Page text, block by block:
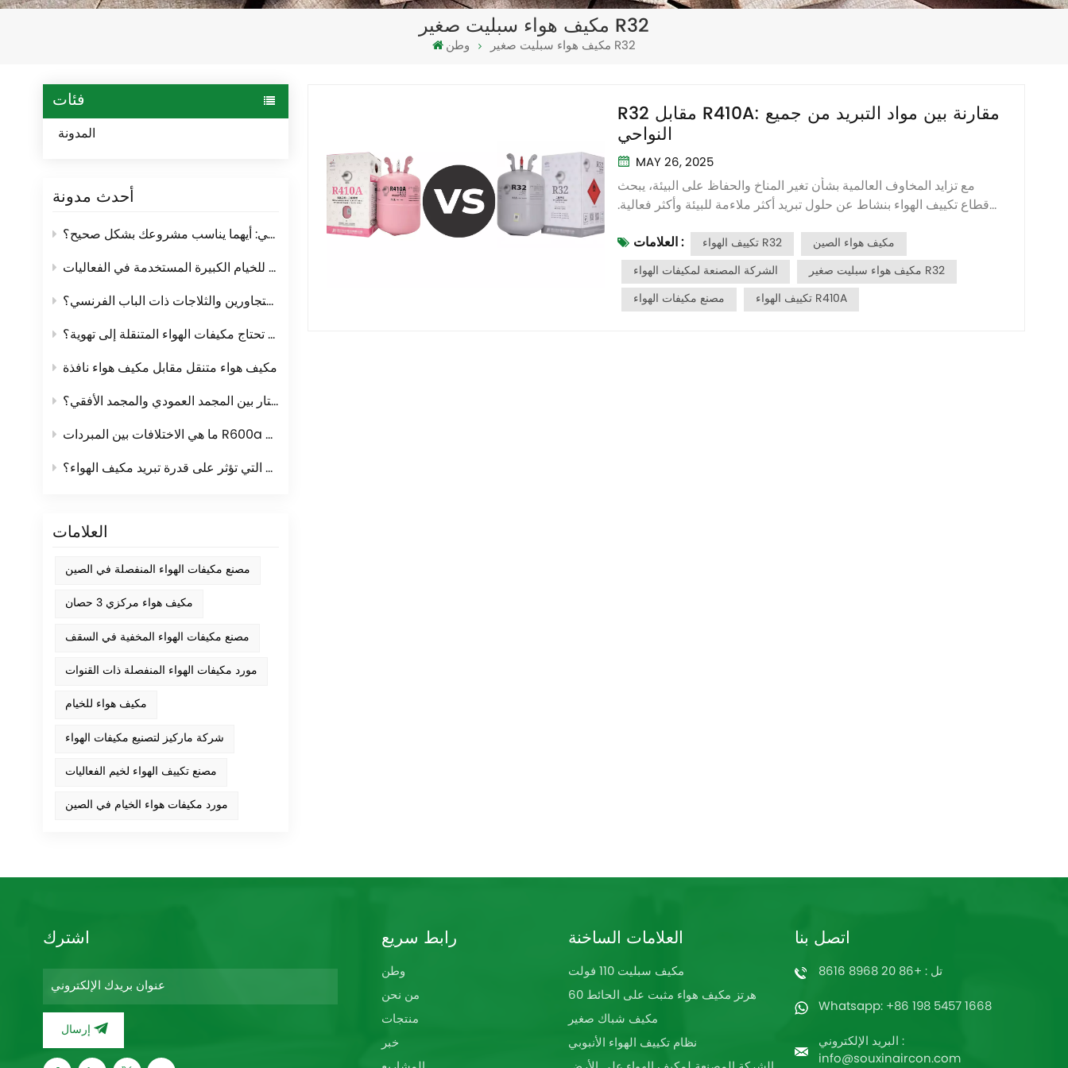
مكيف هواء سبليت صغير R32
وطن مكيف هواء سبليت صغير R32
فئات
المدونة
أحدث مدونة
مكيف الهواء المنفصل ومكيف الهواء المخفي: أيهما يناسب مشروعك بشكل صحيح؟
ما هو مكيف الهواء الخاص بالخيام؟ حلول تبريد للخيام الكبيرة المستخدمة في الفعاليات
كيف تختار بين الثلاجات ذات البابين المتجاورين والثلاجات ذات الباب الفرنسي؟
هل تحتاج مكيفات الهواء المتنقلة إلى تهوية؟
مكيف هواء متنقل مقابل مكيف هواء نافذة
كيف تختار بين المجمد العمودي والمجمد الأفقي؟
ما هي العوامل التي تؤثر على قدرة تبريد مكيف الهواء؟
العلامات
مصنع مكيفات الهواء المنفصلة في الصين
مكيف هواء مركزي 3 حصان
مصنع مكيفات الهواء المخفية في السقف
مورد مكيفات الهواء المنفصلة ذات القنوات
مكيف هواء للخيام
شركة ماركيز لتصنيع مكيفات الهواء
مصنع تكييف الهواء لخيم الفعاليات
مورد مكيفات هواء الخيام في الصين
R32 مقابل R410A: مقارنة بين مواد التبريد من جميع
النواحي
MAY 26, 2025
مع تزايد المخاوف العالمية بشأن تغير المناخ والحفاظ على البيئة، يبحث
قطاع تكييف الهواء بنشاط عن حلول تبريد أكثر ملاءمة للبيئة وأكثر فعالية.
الهواء للبيئة. حاليًا، ر32 و R410A هناك نوعان من المبردات شائعان
الاستخدام في السوق. فما ال...
العلامات : تكييف الهواء R32
مكيف هواء الصين
الشركة المصنعة لمكيفات الهواء
مكيف هواء سبليت صغير R32
مصنع مكيفات الهواء
تكييف الهواء R410A
اشترك
إرسال
رابط سريع
وطن
من نحن
منتجات
خبر
العلامات الساخنة
مكيف سبليت 110 فولت
60 هرتز مكيف هواء مثبت على الحائط
مكيف شباك صغير
نظام تكييف الهواء الأنبوبي
اتصل بنا
تل : +86 20 8968 8616
Whatsapp: +86 198 5457 1668
البريد الإلكتروني :
info@souxinaircon.com